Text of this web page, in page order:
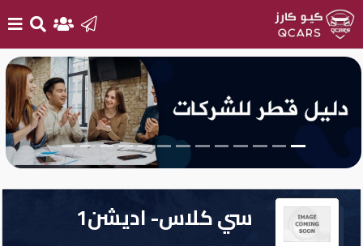
بيع
سيارتك
أحدث
السيارات
سي كلاس- اديشن1